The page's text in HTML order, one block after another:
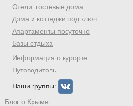
Отели, гостевые дома
Дома и коттеджи под ключ
Апартаменты посуточно
Базы отдыха
Информация о курорте
Путеводитель
Наши группы:
Блог о Крыме
Скидка
Хочешь дешевле? Оставь
промокод на первое